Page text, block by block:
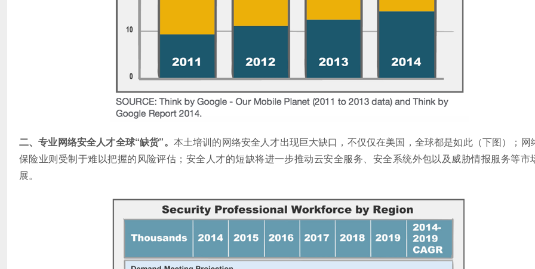
二、专业网络安全人才全球“缺货”。 本土培训的网络安全人才出现巨大缺口，不仅仅在美国，全球都是如此（下图）；网
保险业则受制于难以把握的风险评估；安全人才的短缺将进一步推动云安全服务、安全系统外包以及威胁情报服务等市
展。